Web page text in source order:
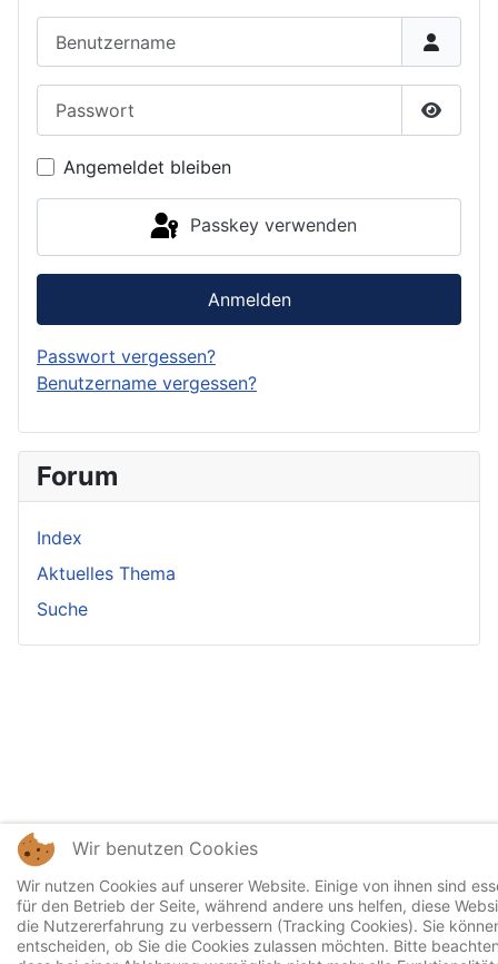
Angemeldet bleiben
Passkey verwenden
Anmelden
Passwort vergessen?
Benutzername vergessen?
Forum
Index
Aktuelles Thema
Suche
Wir benutzen Cookies
Wir nutzen Cookies auf unserer Website. Einige von ihnen sind
für den Betrieb der Seite, während andere uns helfen, diese
die Nutzererfahrung zu verbessern (Tracking Cookies). Sie
entscheiden, ob Sie die Cookies zulassen möchten. Bitte